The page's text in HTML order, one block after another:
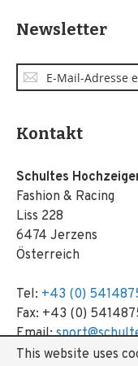
This website uses
Newsletter
Anmeldung
zum
Kontakt
Schultes
Fashion & Racing
Liss 228
6474 Jerzens
Österreich
Tel: +43 (0)
Fax: +43 (0)
Email: